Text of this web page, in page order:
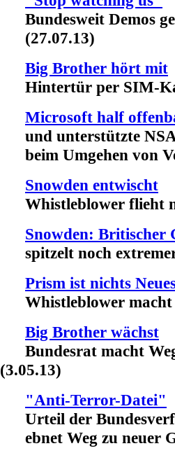
Bundesweit Demos
(27.07.13)
Big Brother hört mit
Hintertür per SIM-
Microsoft half
und unterstützte
beim Umgehen von
Snowden entwischt
Whistleblower flieht
Snowden: Britischer
spitzelt noch
Prism ist nichts
Whistleblower macht
Big Brother wächst
Bundesrat macht
(3.05.13)
"Anti-Terror-Datei"
Urteil der
ebnet Weg zu neuer